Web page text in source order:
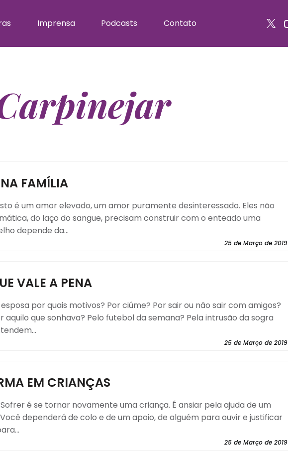
Imprensa Podcasts Contato
FAMÍLIA
é um amor elevado, um amor puramente desinteressado. Eles não
do laço do sangue, precisam construir com o enteado uma
depende da...
25 de Março de 2019
VALE A PENA
por quais motivos? Por ciúme? Por sair ou não sair com amigos?
que sonhava? Pelo futebol da semana? Pela intrusão da sogra
25 de Março de 2019
EM CRIANÇAS
é se tornar novamente uma criança. É ansiar pela ajuda de um
dependerá de colo e de um apoio, de alguém para ouvir e justificar
25 de Março de 2019